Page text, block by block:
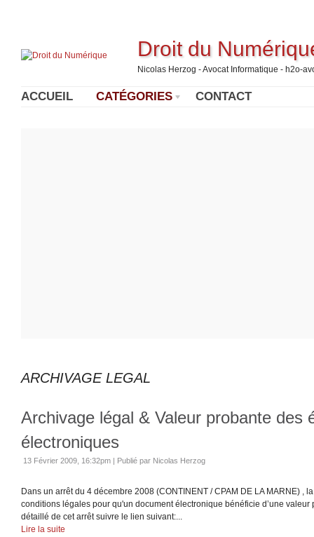
Droit du
Nicolas Herzog - Avocat Informatique - h2o-
ACCUEIL CATÉGORIES CONTACT
ARCHIVAGE LEGAL
Archivage légal & Valeur probante des
électroniques
13 Février 2009, 16:32pm | Publié par Nicolas Herzog
Dans un arrêt du 4 décembre 2008 (CONTINENT / CPAM DE LA MARNE) ,
conditions légales pour qu'un document électronique bénéficie d’une valeur
détaillé de cet arrêt suivre le lien suivant:...
Lire la suite